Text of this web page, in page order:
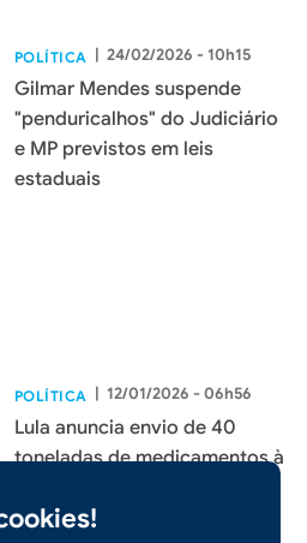
POLÍTICA | 24/02/2026 - 10h15
Gilmar Mendes suspende
"penduricalhos" do Judiciário
e MP previstos em leis
estaduais
POLÍTICA | 12/01/2026 - 06h56
Lula anuncia envio de 40
toneladas de medicamentos à